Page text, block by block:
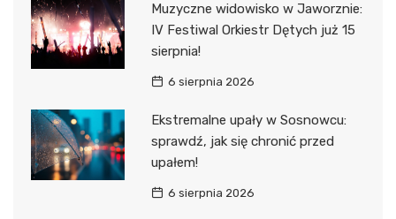
Muzyczne widowisko w Jaworznie:
IV Festiwal Orkiestr Dętych już 15
sierpnia!
6 sierpnia 2026
Ekstremalne upały w Sosnowcu:
sprawdź, jak się chronić przed
upałem!
6 sierpnia 2026